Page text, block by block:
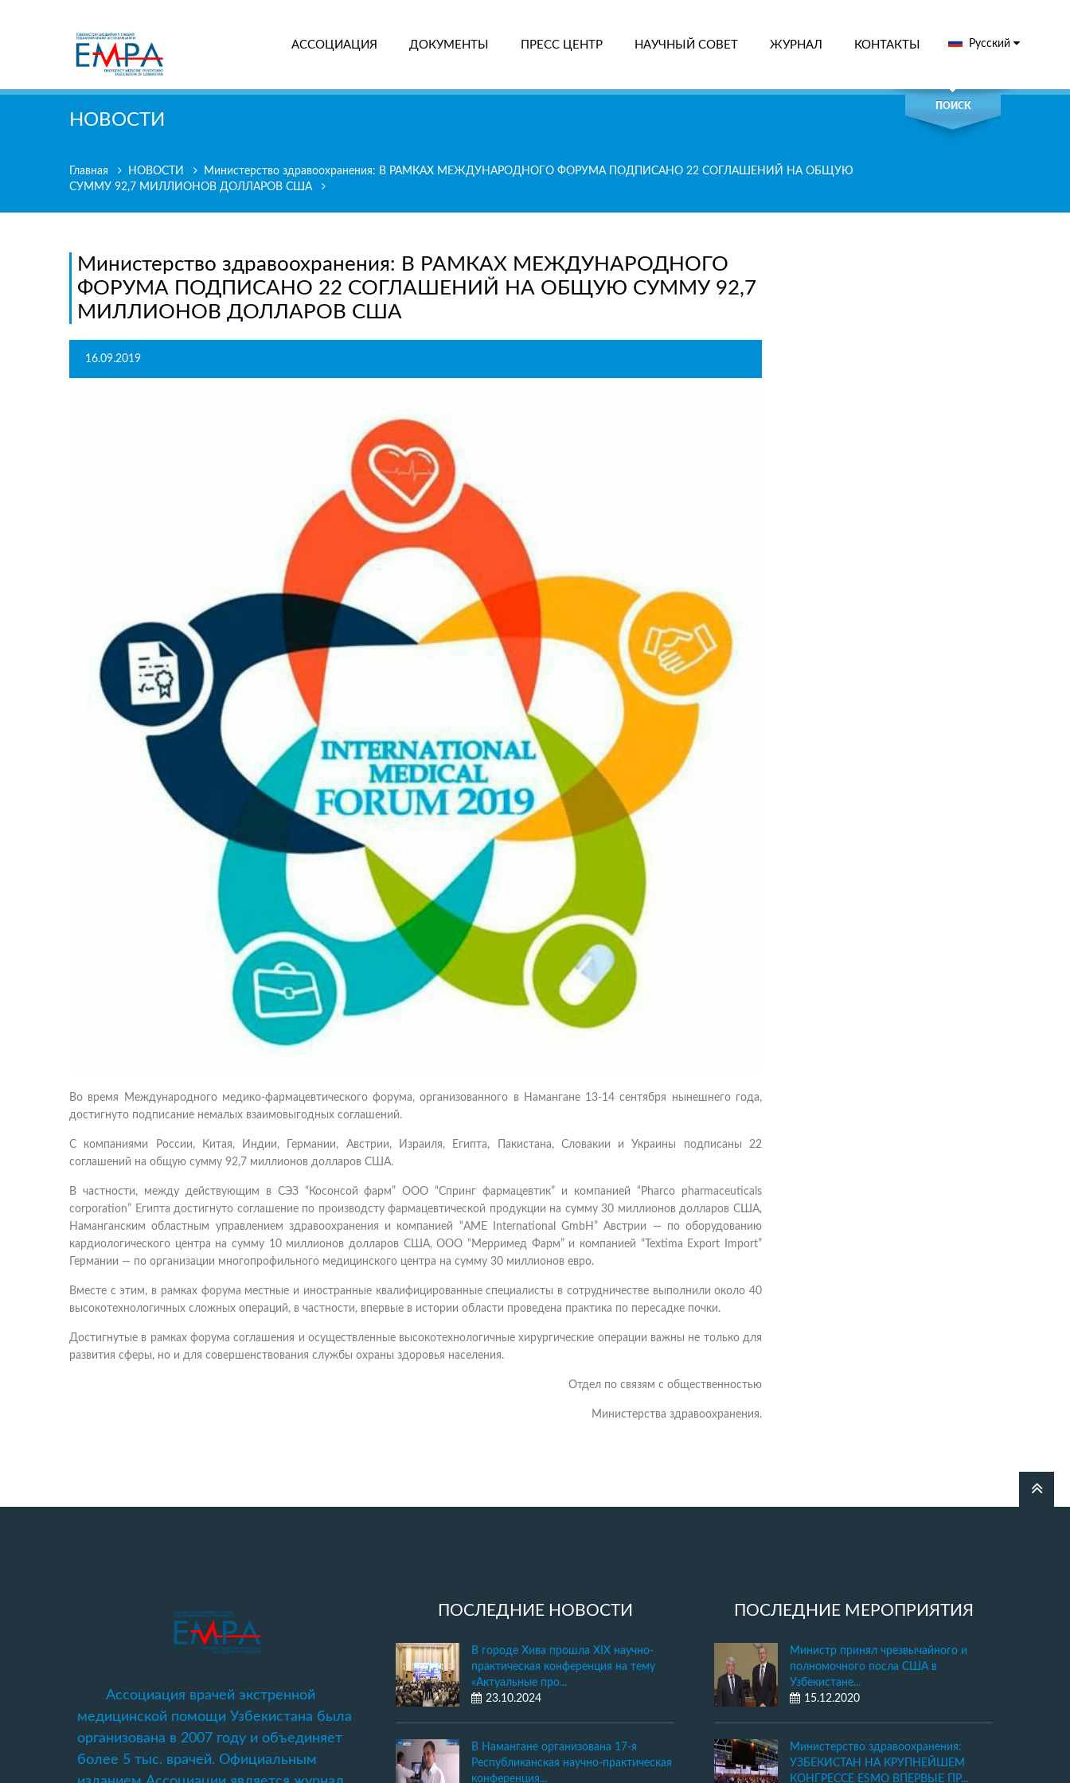
АССОЦИАЦИЯ ДОКУМЕНТЫ ПРЕСС ЦЕНТР НАУЧНЫЙ СОВЕТ ЖУРНАЛ КОНТАКТЫ Русский
Поиск
ПОИСК
НОВОСТИ
Главная НОВОСТИ
Министерство здравоохранения: В РАМКАХ МЕЖДУНАРОДНОГО ФОРУМА ПОДПИСАНО 22 СОГЛАШЕНИЙ НА ОБЩУЮ
СУММУ 92,7 МИЛЛИОНОВ ДОЛЛАРОВ США
Министерство здравоохранения: В РАМКАХ МЕЖДУНАРОДНОГО
ФОРУМА ПОДПИСАНО 22 СОГЛАШЕНИЙ НА ОБЩУЮ СУММУ 92,7
МИЛЛИОНОВ ДОЛЛАРОВ США
16.09.2019
Во время Международного медико-фармацевтического форума, организованного в Намангане 13-14 сентября нынешнего года,
достигнуто подписание немалых взаимовыгодных соглашений.
С компаниями России, Китая, Индии, Германии, Австрии, Израиля, Египта, Пакистана, Словакии и Украины подписаны 22
соглашений на общую сумму 92,7 миллионов долларов США.
В частности, между действующим в СЭЗ “Косонсой фарм” ООО “Спринг фармацевтик” и компанией “Pharco pharmaceuticals
corporation” Египта достигнуто соглашение по производсту фармацевтической продукции на сумму 30 миллионов долларов США,
Наманганским областным управлением здравоохранения и компанией “AME International GmbH” Австрии — по оборудованию
кардиологического центра на сумму 10 миллионов долларов США, ООО “Мерримед Фарм” и компанией “Textima Export Import”
Германии — по организации многопрофильного медицинского центра на сумму 30 миллионов евро.
Вместе с этим, в рамках форума местные и иностранные квалифицированные специалисты в сотрудничестве выполнили около 40
высокотехнологичных сложных операций, в частности, впервые в истории области проведена практика по пересадке почки.
Достигнутые в рамках форума соглашения и осуществленные высокотехнологичные хирургические операции важны не только для
развития сферы, но и для совершенствования службы охраны здоровья населения.
Отдел по связям с общественностью
Министерства здравоохранения.
Ассоциация врачей экстренной
медицинской помощи Узбекистана была
организована в 2007 году и объединяет
более 5 тыс. врачей. Официальным
ПОСЛЕДНИЕ НОВОСТИ
В городе Хива прошла XIX научно-
практическая конференция на тему
«Актуальные про...
23.10.2024
В Намангане организована 17-я
Республиканская научно-практическая
конференция...
ПОСЛЕДНИЕ МЕРОПРИЯТИЯ
Министр принял чрезвычайного и
полномочного посла США в
Узбекистане...
15.12.2020
Министерство здравоохранения:
УЗБЕКИСТАН НА КРУПНЕЙШЕМ
КОНГРЕССЕ ESMO ВПЕРВЫЕ ПР...